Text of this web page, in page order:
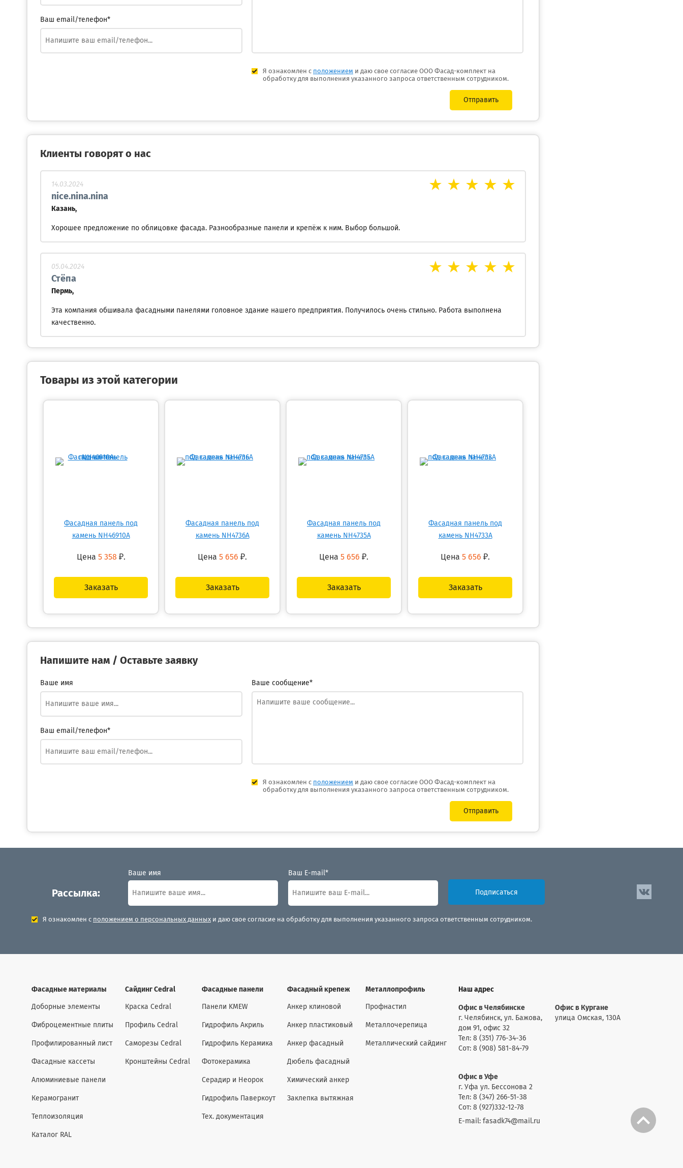
Ваш email/телефон*
Я ознакомлен с положением и даю свое согласие ООО Фасад-комплект на
обработку для выполнения указанного запроса ответственным сотрудником.
Отправить
Клиенты говорят о нас
14.03.2024
nice.nina.nina
Казань,
Хорошее предложение по облицовке фасада. Разнообразные панели и крепёж к ним. Выбор большой.
05.04.2024
Стёпа
Пермь,
Эта компания обшивала фасадными панелями головное здание нашего предприятия. Получилось очень стильно. Работа выполнена
качественно.
Товары из этой категории
Фасадная панель под
камень NH46910A
Цена 5 358 ₽.
Заказать
Фасадная панель под
камень NH4736A
Цена 5 656 ₽.
Заказать
Фасадная панель под
камень NH4735A
Цена 5 656 ₽.
Заказать
Фасадная панель под
камень NH4733A
Цена 5 656 ₽.
Заказать
Напишите нам / Оставьте заявку
Ваше имя
Ваш email/телефон*
Ваше сообщение*
Я ознакомлен с положением и даю свое согласие ООО Фасад-комплект на
обработку для выполнения указанного запроса ответственным сотрудником.
Отправить
Рассылка:
Ваше имя Ваш E-mail*
Подписаться
Я ознакомлен с положением о персональных данных и даю свое согласие на обработку для выполнения указанного запроса ответственным сотрудником.
Фасадные материалы
Доборные элементы
Фиброцементные плиты
Профилированный лист
Фасадные кассеты
Алюминиевые панели
Керамогранит
Теплоизоляция
Каталог RAL
Сайдинг Cedral
Краска Cedral
Профиль Cedral
Саморезы Cedral
Кронштейны Cedral
Фасадные панели
Панели KMEW
Гидрофиль Акриль
Гидрофиль Керамика
Фотокерамика
Серадир и Неорок
Гидрофиль Паверкоут
Тех. документация
Фасадный крепеж
Анкер клиновой
Анкер пластиковый
Анкер фасадный
Дюбель фасадный
Химический анкер
Заклепка вытяжная
Металлопрофиль
Профнастил
Металлочерепица
Металлический сайдинг
Наш адрес
Офис в Челябинске
г. Челябинск, ул. Бажова,
дом 91, офис 32
Тел: 8 (351) 776-34-36
Сот: 8 (908) 581-84-79
Офис в Кургане
улица Омская, 130А
Офис в Уфе
г. Уфа ул. Бессонова 2
Тел: 8 (347) 266-51-38
Сот: 8 (927)332-12-78
E-mail: fasadk74@mail.ru